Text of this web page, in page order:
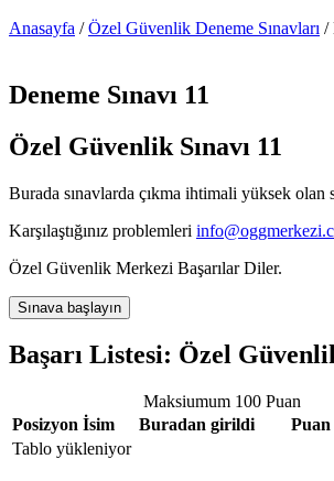
Anasayfa / Özel Güvenlik Deneme Sınavları /
Deneme Sınavı 11
Özel Güvenlik Sınavı 11
Burada sınavlarda çıkma ihtimali yüksek olan
Karşılaştığınız problemleri
Özel Güvenlik Merkezi Başarılar Diler.
Başarı Listesi: Özel
Maksiumum 100 Puan
Posizyon İsim Buradan girildi Puan
Tablo yükleniyor